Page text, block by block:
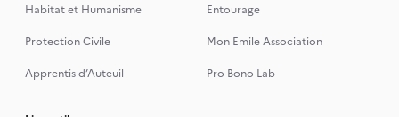
Habitat et Humanisme
Entourage
Protection Civile
Mon Emile Association
Apprentis d’Auteuil
Pro Bono Lab